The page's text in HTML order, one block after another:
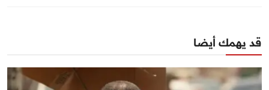
قد يهمك أيضا